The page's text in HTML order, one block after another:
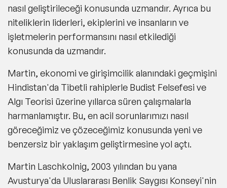
nasıl geliştirileceği konusunda uzmandır. Ayrıca bu
niteliklerin liderleri, ekiplerini ve insanların ve
işletmelerin performansını nasıl etkilediği
konusunda da uzmandır.
Martin, ekonomi ve girişimcilik alanındaki geçmişini
Hindistan'da Tibetli rahiplerle Budist Felsefesi ve
Algı Teorisi üzerine yıllarca süren çalışmalarla
harmanlamıştır. Bu, en acil sorunlarımızı nasıl
göreceğimiz ve çözeceğimiz konusunda yeni ve
benzersiz bir yaklaşım geliştirmesine yol açtı.
Martin Laschkolnig, 2003 yılından bu yana
Avusturya'da Uluslararası Benlik Saygısı Konseyi'nin